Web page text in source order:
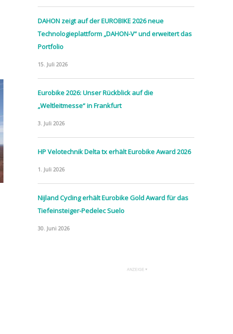
DAHON zeigt auf der EUROBIKE 2026 neue
Technologieplattform „DAHON-V“ und erweitert das
Portfolio
15. Juli 2026
Eurobike 2026: Unser Rückblick auf die
„Weltleitmesse“ in Frankfurt
3. Juli 2026
HP Velotechnik Delta tx erhält Eurobike Award 2026
1. Juli 2026
Nijland Cycling erhält Eurobike Gold Award für das
Tiefeinsteiger-Pedelec Suelo
30. Juni 2026